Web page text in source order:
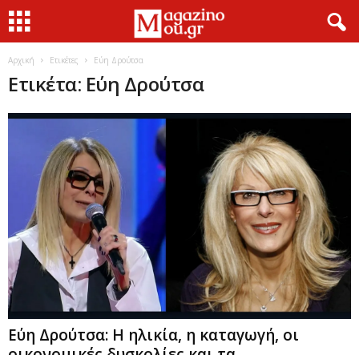
Αρχική Ετικέτες Εύη Δρούτσα
Ετικέτα: Εύη Δρούτσα
Εύη Δρούτσα: Η ηλικία, η καταγωγή, οι